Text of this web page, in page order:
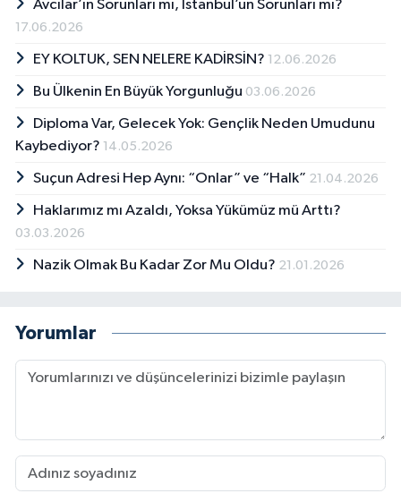
Avcılar’ın Sorunları mı, İstanbul’un Sorunları mı?
17.06.2026
EY KOLTUK, SEN NELERE KADİRSİN? 12.06.2026
Bu Ülkenin En Büyük Yorgunluğu 03.06.2026
Diploma Var, Gelecek Yok: Gençlik Neden Umudunu
Kaybediyor? 14.05.2026
Suçun Adresi Hep Aynı: “Onlar” ve “Halk” 21.04.2026
Haklarımız mı Azaldı, Yoksa Yükümüz mü Arttı?
03.03.2026
Nazik Olmak Bu Kadar Zor Mu Oldu? 21.01.2026
Yorumlar